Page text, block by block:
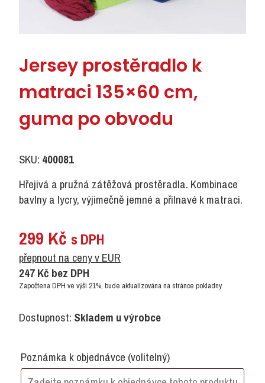
Jersey prostěradlo k
matraci 135×60 cm,
guma po obvodu
SKU: 400081
Hřejivá a pružná zátěžová prostěradla. Kombinace
bavlny a lycry, výjimečně jemné a přilnavé k matraci.
299 Kč s DPH
přepnout na ceny v EUR
247Kč bez DPH
Započtena DPH ve výši 21%, bude aktualizována na stránce pokladny.
Dostupnost: Skladem u výrobce
Poznámka k objednávce (volitelný)